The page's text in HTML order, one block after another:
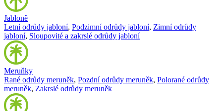
Jabloně
Letní odrůdy jabloní, Podzimní odrůdy jabloní, Zimní odrůdy
jabloní, Sloupovité a zakrslé odrůdy jabloní
Meruňky
Rané odrůdy meruněk, Pozdní odrůdy meruněk, Polorané odrůdy
meruněk, Zakrslé odrůdy meruněk